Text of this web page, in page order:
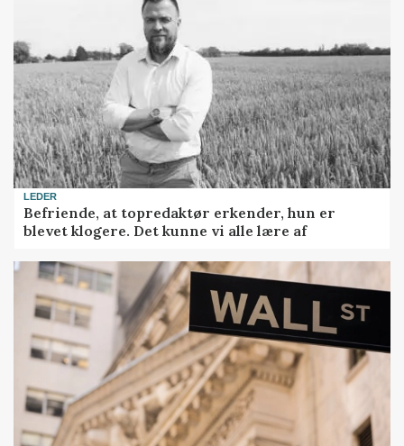
LEDER
Befriende, at topredaktør erkender, hun er
blevet klogere. Det kunne vi alle lære af